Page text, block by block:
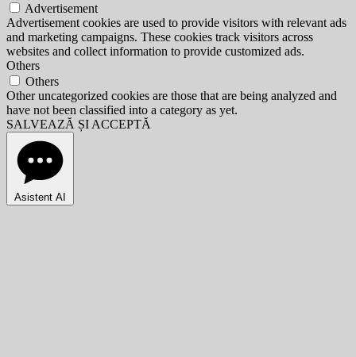
Advertisement
Advertisement cookies are used to provide visitors with relevant ads
and marketing campaigns. These cookies track visitors across
websites and collect information to provide customized ads.
Others
Others
Other uncategorized cookies are those that are being analyzed and
have not been classified into a category as yet.
SALVEAZĂ ȘI ACCEPTĂ
Asistent AI